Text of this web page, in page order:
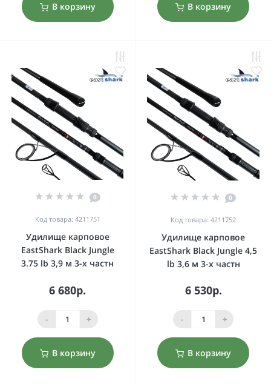
В корзину В корзину
0
Код товара: 4211751
Удилище карповое
EastShark Black Jungle
3.75 lb 3,9 м 3-x частн
6 680р.
- +
В корзину
0
Код товара: 4211752
Удилище карповое
EastShark Black Jungle 4,5
lb 3,6 м 3-x частн
6 530р.
- +
В корзину